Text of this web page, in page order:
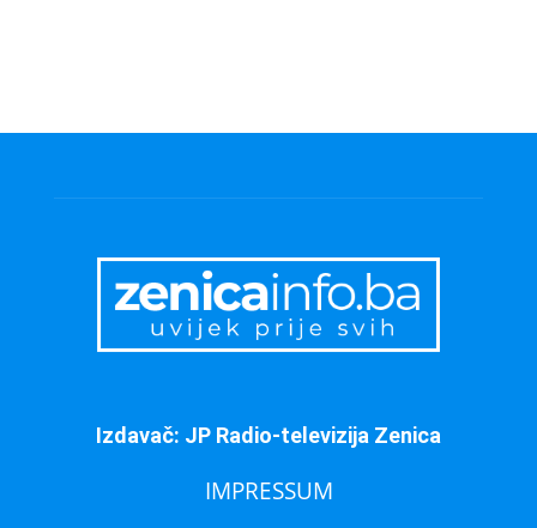
Izdavač: JP Radio-televizija Zenica
IMPRESSUM